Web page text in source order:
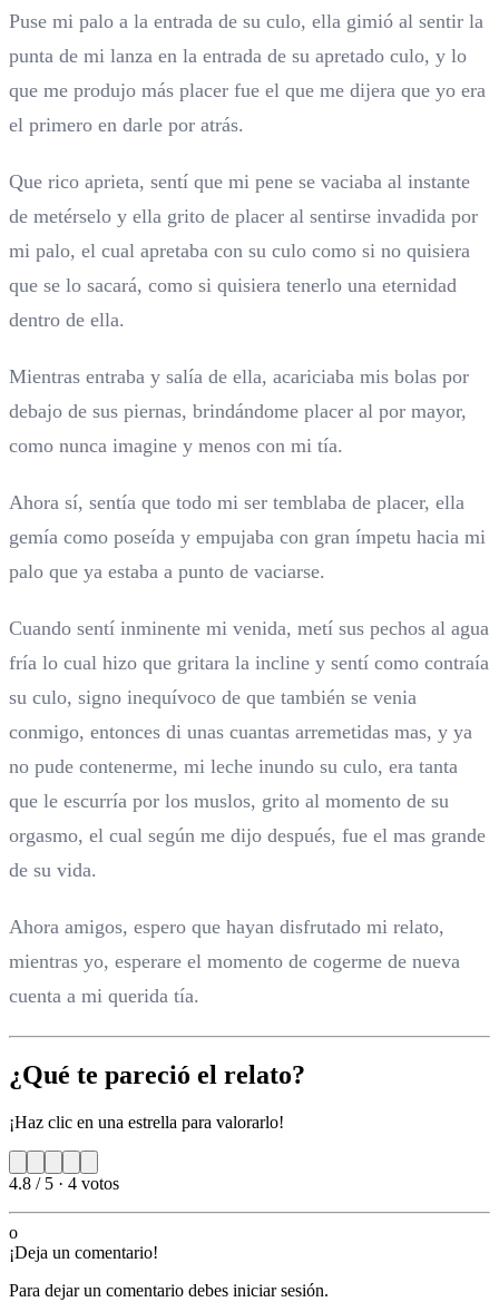
Puse mi palo a la entrada de su culo, ella gimió al sentir la
punta de mi lanza en la entrada de su apretado culo, y lo
que me produjo más placer fue el que me dijera que yo era
el primero en darle por atrás.
Que rico aprieta, sentí que mi pene se vaciaba al instante
de metérselo y ella grito de placer al sentirse invadida por
mi palo, el cual apretaba con su culo como si no quisiera
que se lo sacará, como si quisiera tenerlo una eternidad
dentro de ella.
Mientras entraba y salía de ella, acariciaba mis bolas por
debajo de sus piernas, brindándome placer al por mayor,
como nunca imagine y menos con mi tía.
Ahora sí, sentía que todo mi ser temblaba de placer, ella
gemía como poseída y empujaba con gran ímpetu hacia mi
palo que ya estaba a punto de vaciarse.
Cuando sentí inminente mi venida, metí sus pechos al agua
fría lo cual hizo que gritara la incline y sentí como contraía
su culo, signo inequívoco de que también se venia
conmigo, entonces di unas cuantas arremetidas mas, y ya
no pude contenerme, mi leche inundo su culo, era tanta
que le escurría por los muslos, grito al momento de su
orgasmo, el cual según me dijo después, fue el mas grande
de su vida.
Ahora amigos, espero que hayan disfrutado mi relato,
mientras yo, esperare el momento de cogerme de nueva
cuenta a mi querida tía.
¿Qué te pareció el relato?
¡Haz clic en una estrella para valorarlo!
4.8 / 5 · 4 votos
o
¡Deja un comentario!
Para dejar un comentario debes iniciar sesión.